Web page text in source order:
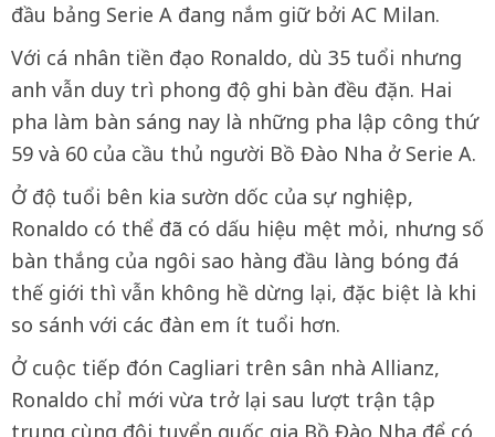
đầu bảng Serie A đang nắm giữ bởi AC Milan.
Với cá nhân tiền đạo Ronaldo, dù 35 tuổi nhưng
anh vẫn duy trì phong độ ghi bàn đều đặn. Hai
pha làm bàn sáng nay là những pha lập công thứ
59 và 60 của cầu thủ người Bồ Đào Nha ở Serie A.
Ở độ tuổi bên kia sườn dốc của sự nghiệp,
Ronaldo có thể đã có dấu hiệu mệt mỏi, nhưng số
bàn thắng của ngôi sao hàng đầu làng bóng đá
thế giới thì vẫn không hề dừng lại, đặc biệt là khi
so sánh với các đàn em ít tuổi hơn.
Ở cuộc tiếp đón Cagliari trên sân nhà Allianz,
Ronaldo chỉ mới vừa trở lại sau lượt trận tập